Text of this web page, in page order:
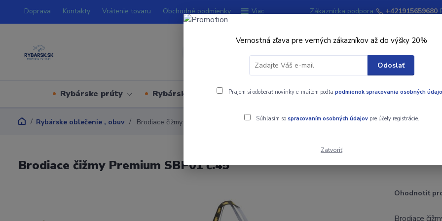
Doprava Kontakty Vrátenie tovaru Obchodné podmienky Viac Zákaznícka podpora +421915659680
Rybárske prúty Rybárske navijáky Signalizátory záberu Kempingový
Rybárske oblečenie , obuv Brodiace čižmy Premium SBP01 č.45
Brodiace čižmy Premium SBP01 č.45
Ohodnotiť
Brodiace
Vernostná zľava pre verných zákazníkov až do výšky 20%
Odoslať
Prajem si odoberať novinky e-mailom podľa podmienok spracovania osobných
Súhlasím so spracovaním osobných údajovpre účely registrácie.
Zatvoriť